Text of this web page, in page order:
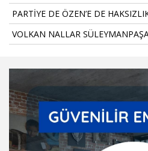
PARTİYE DE ÖZEN’E DE
VOLKAN NALLAR